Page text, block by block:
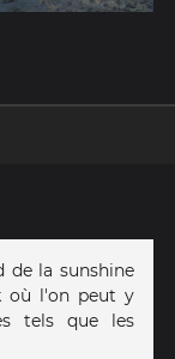
de la sunshine
où l'on peut y
tels que les